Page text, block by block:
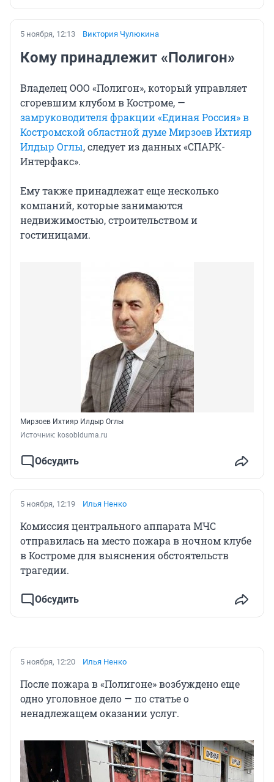
5 ноября, 12:13 Виктория Чулюкина
Кому принадлежит «Полигон»
Владелец ООО «Полигон», который управляет
сгоревшим клубом в Костроме, —
замруководителя фракции «Единая Россия» в
Костромской областной думе Мирзоев Ихтияр
Илдыр Оглы, следует из данных «СПАРК-
Интерфакс».
Ему также принадлежат еще несколько
компаний, которые занимаются
недвижимостью, строительством и
гостиницами.
Мирзоев Ихтияр Илдыр Оглы
Источник: kosoblduma.ru
Обсудить
5 ноября, 12:19 Илья Ненко
Комиссия центрального аппарата МЧС
отправилась на место пожара в ночном клубе
в Костроме для выяснения обстоятельств
трагедии.
Обсудить
5 ноября, 12:20 Илья Ненко
После пожара в «Полигоне» возбуждено еще
одно уголовное дело — по статье о
ненадлежащем оказании услуг.